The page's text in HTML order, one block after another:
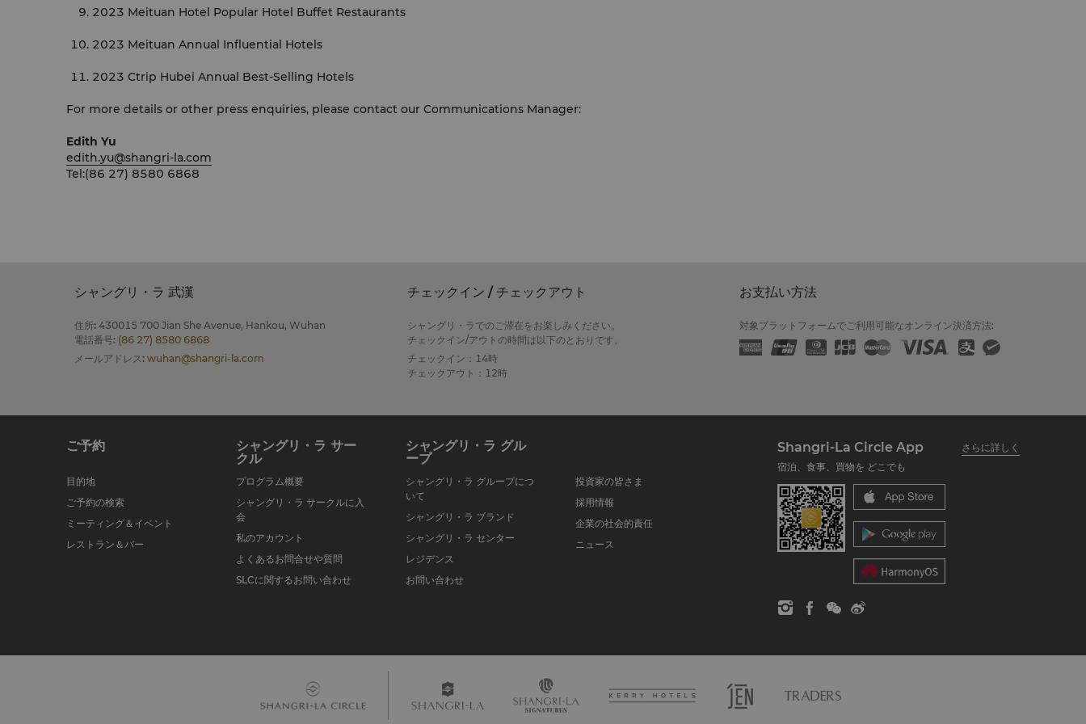
2023 Meituan Hotel Popular Hotel Buffet Restaurants
2023 Meituan Annual Influential Hotels
2023 Ctrip Hubei Annual Best-Selling Hotels
For more details or other press enquiries, please contact our Communications Manager:
Edith Yu
edith.yu@shangri-la.com
Tel:(86 27) 8580 6868
シャングリ・ラ 武漢
住所: 430015 700 Jian She Avenue, Hankou, Wuhan
電話番号: (86 27) 8580 6868
メールアドレス: wuhan@shangri-la.com
チェックイン / チェックアウト
シャングリ・ラでのご滞在をお楽しみください。
チェックイン/アウトの時間は以下のとおりです。
チェックイン：14時
チェックアウト：12時
お支払い方法
対象プラットフォームでご利用可能なオンライン決済方法:
ご予約
目的地
ご予約の検索
ミーティング＆イベント
レストラン＆バー
シャングリ・ラ サー
クル
プログラム概要
シャングリ・ラ サークルに入
会
私のアカウント
よくあるお問合せや質問
SLCに関するお問い合わせ
シャングリ・ラ グル
ープ
シャングリ・ラ グループにつ
いて
シャングリ・ラ ブランド
シャングリ・ラ センター
レジデンス
お問い合わせ
投資家の皆さま
採用情報
企業の社会的責任
ニュース
Shangri-La Circle App
さらに詳しく
宿泊、食事、買物を どこでも